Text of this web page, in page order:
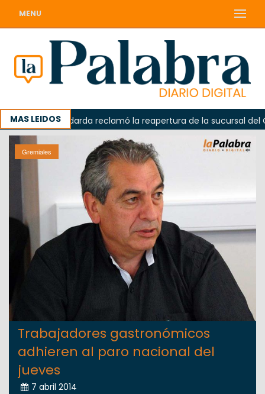
MENU
MAS LEIDOS
Odarda reclamó la reapertura de la sucursal del
Gremiales
Trabajadores gastronómicos
adhieren al paro nacional del
jueves
7 abril 2014